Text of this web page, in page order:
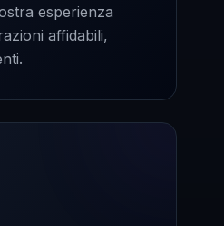
esperienza
affidabili,